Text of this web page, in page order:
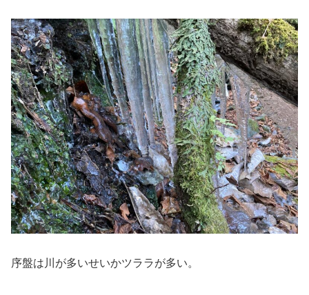
序盤は川が多いせいかツララが多い。